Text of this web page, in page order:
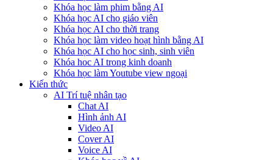
Khóa học làm phim bằng AI
Khóa học AI cho giáo viên
Khóa học AI cho thời trang
Khóa học làm video hoạt hình bằng AI
Khóa học AI cho học sinh, sinh viên
Khóa hoc AI trong kinh doanh
Khóa học làm Youtube view ngoại
Kiến thức
AI Trí tuệ nhân tạo
Chat AI
Hình ảnh AI
Video AI
Cover AI
Voice AI